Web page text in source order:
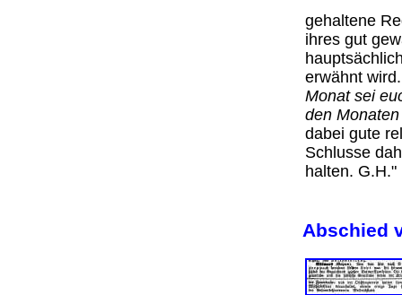
gehaltene
ihres gut
erwähnt
Monat sei
den
dabei gute
Schlusse
halten.
Abschied